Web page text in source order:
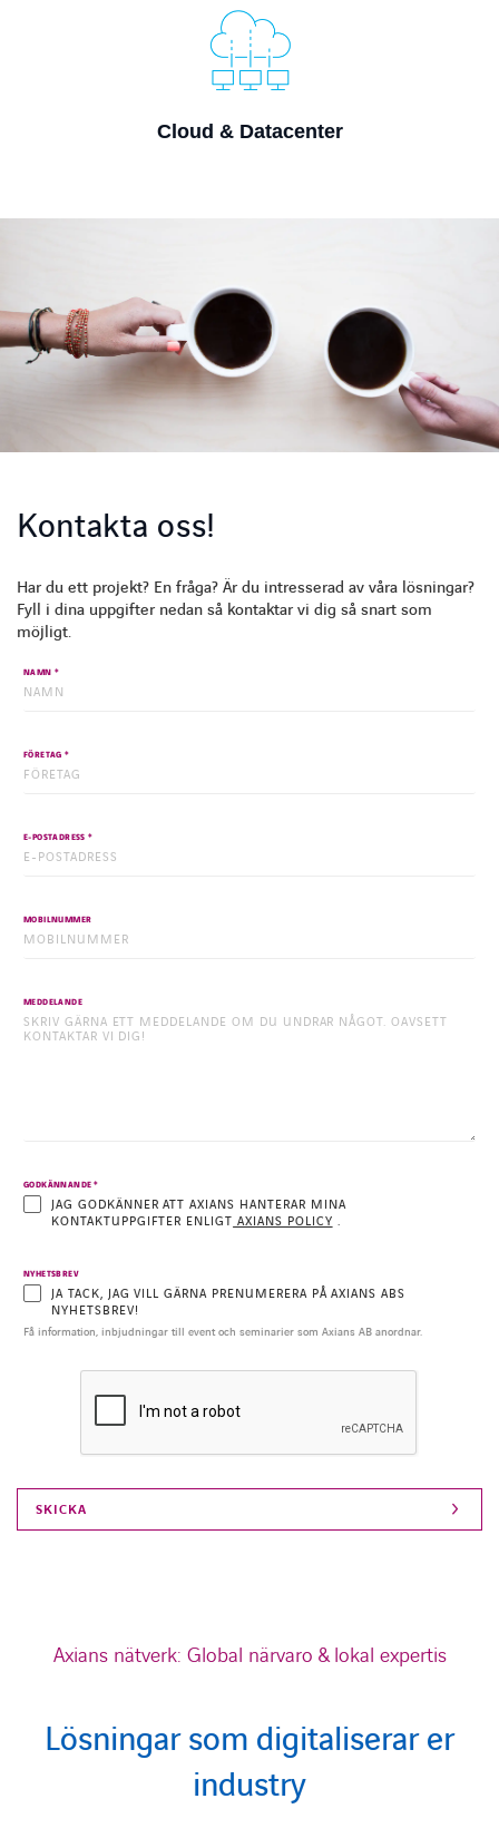
INSTAGRAM
FACEBOOK
LINKEDIN
Cloud & Datacenter
Kontakta oss!
Har du ett projekt? En fråga? Är du intresserad av våra lösningar?
Fyll i dina uppgifter nedan så kontaktar vi dig så snart som
möjligt.
NAMN *
FÖRETAG *
E-POSTADRESS *
MOBILNUMMER
MEDDELANDE
GODKÄNNANDE *
JAG GODKÄNNER ATT AXIANS HANTERAR MINA
KONTAKTUPPGIFTER ENLIGT AXIANS POLICY .
NYHETSBREV
JA TACK, JAG VILL GÄRNA PRENUMERERA PÅ AXIANS ABS
NYHETSBREV!
Få information, inbjudningar till event och seminarier som Axians AB anordnar.
Axians nätverk: Global närvaro & lokal expertis
Lösningar som digitaliserar er
industry